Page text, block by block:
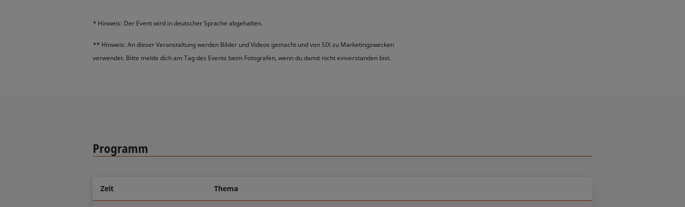
* Hinweis: Der Event wird in deutscher Sprache abgehalten.
** Hinweis: An dieser Veranstaltung werden Bilder und Videos gemacht und von SIX zu Marketingzwecken
verwendet. Bitte melde dich am Tag des Events beim Fotografen, wenn du damit nicht einverstanden bist.
Programm
Zeit Thema